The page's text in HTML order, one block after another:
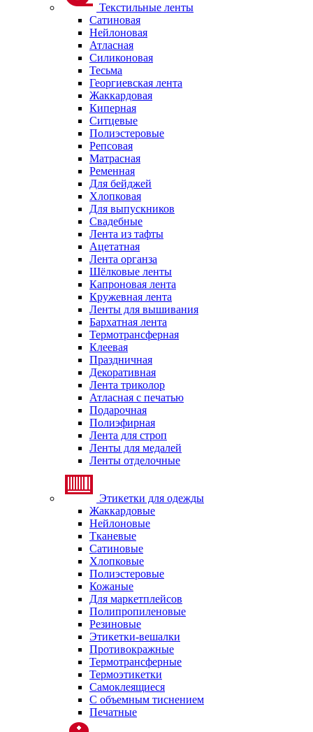
Текстильные ленты
Сатиновая
Нейлоновая
Атласная
Силиконовая
Тесьма
Георгиевская лента
Жаккардовая
Киперная
Ситцевые
Полиэстеровые
Репсовая
Матрасная
Ременная
Для бейджей
Хлопковая
Для выпускников
Свадебные
Лента из тафты
Ацетатная
Лента органза
Шёлковые ленты
Капроновая лента
Кружевная лента
Ленты для вышивания
Бархатная лента
Термотрансферная
Клеевая
Праздничная
Декоративная
Лента триколор
Атласная с печатью
Подарочная
Полиэфирная
Лента для строп
Ленты для медалей
Ленты отделочные
Этикетки для одежды
Жаккардовые
Нейлоновые
Тканевые
Сатиновые
Хлопковые
Полиэстеровые
Кожаные
Для маркетплейсов
Полипропиленовые
Резиновые
Этикетки-вешалки
Противокражные
Термотрансферные
Термоэтикетки
Самоклеящиеся
С объемным тиснением
Печатные